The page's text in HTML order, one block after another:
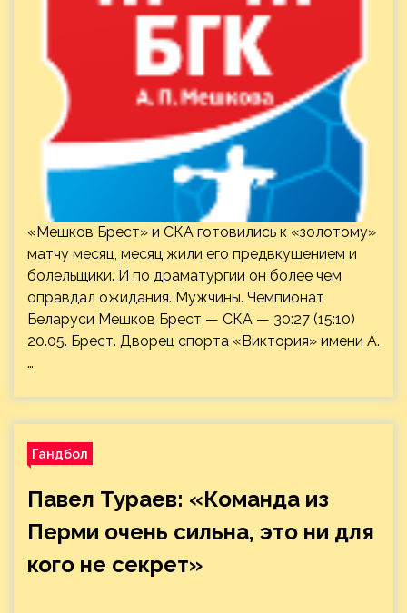
«Мешков Брест» и СКА готовились к «золотому»
матчу месяц, месяц жили его предвкушением и
болельщики. И по драматургии он более чем
оправдал ожидания. Мужчины. Чемпионат
Беларуси Мешков Брест — СКА — 30:27 (15:10)
20.05. Брест. Дворец спорта «Виктория» имени А.
…
Гандбол
Павел Тураев: «Команда из
Перми очень сильна, это ни для
кого не секрет»